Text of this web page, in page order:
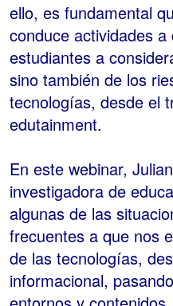
ello, es fundamental
conduce actividades
estudiantes a
sino también de los
tecnologías, desde el
edutainment.
En este webinar,
investigadora de
algunas de las
frecuentes a que nos
de las tecnologías,
informacional,